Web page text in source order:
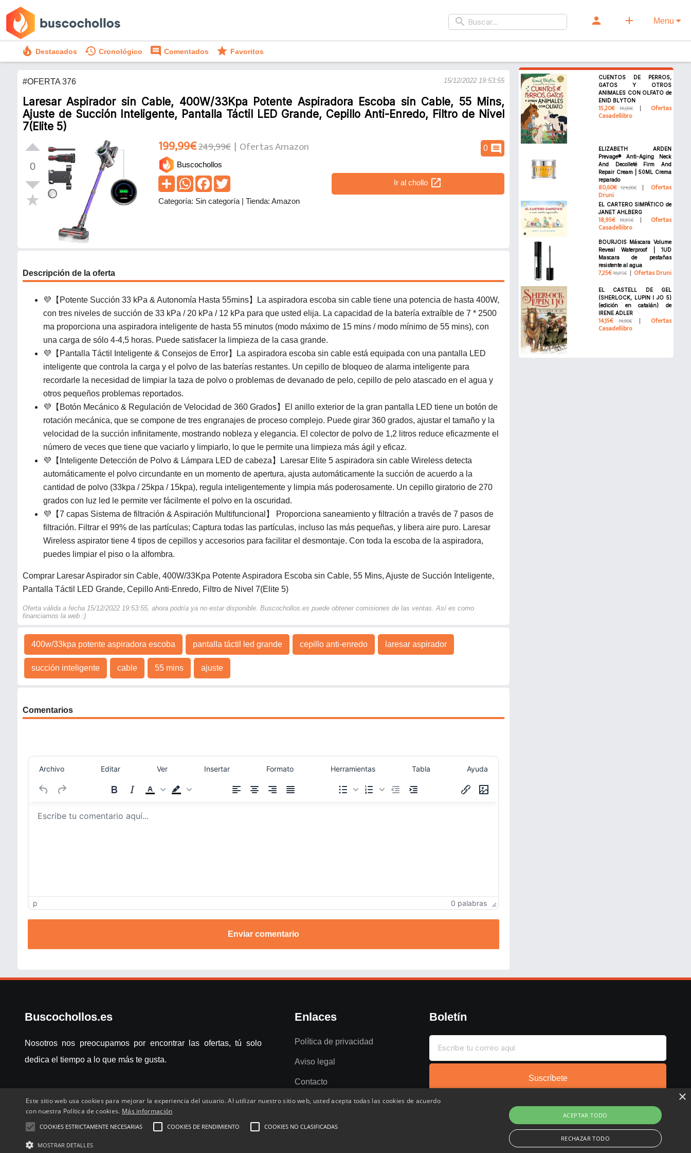
search person add Menu
local_fire_department Destacados history Cronológico comment Comentados star Favoritos
#OFERTA 376 15/12/2022 19:53:55
Laresar Aspirador sin Cable, 400W/33Kpa Potente Aspiradora Escoba sin Cable, 55 Mins,
Ajuste de Succión Inteligente, Pantalla Táctil LED Grande, Cepillo Anti-Enredo, Filtro de Nivel
7(Elite 5)
0
0 comment
199,99€249,99€ Ofertas Amazon
Buscochollos
Ir al chollo open_in_new
Categoría: Sin categoría | Tienda: Amazon
Descripción de la oferta
💜【Potente Succión 33 kPa & Autonomía Hasta 55mins】La aspiradora escoba sin cable tiene una potencia de hasta 400W,
con tres niveles de succión de 33 kPa / 20 kPa / 12 kPa para que usted elija. La capacidad de la batería extraíble de 7 * 2500
ma proporciona una aspiradora inteligente de hasta 55 minutos (modo máximo de 15 mins / modo mínimo de 55 mins), con
una carga de sólo 4-4,5 horas. Puede satisfacer la limpieza de la casa grande.
💜【Pantalla Táctil Inteligente & Consejos de Error】La aspiradora escoba sin cable está equipada con una pantalla LED
inteligente que controla la carga y el polvo de las baterías restantes. Un cepillo de bloqueo de alarma inteligente para
recordarle la necesidad de limpiar la taza de polvo o problemas de devanado de pelo, cepillo de pelo atascado en el agua y
otros pequeños problemas reportados.
💜【Botón Mecánico & Regulación de Velocidad de 360 Grados】El anillo exterior de la gran pantalla LED tiene un botón de
rotación mecánica, que se compone de tres engranajes de proceso complejo. Puede girar 360 grados, ajustar el tamaño y la
velocidad de la succión infinitamente, mostrando nobleza y elegancia. El colector de polvo de 1,2 litros reduce eficazmente el
número de veces que tiene que vaciarlo y limpiarlo, lo que le permite una limpieza más ágil y eficaz.
💜【Inteligente Detección de Polvo & Lámpara LED de cabeza】Laresar Elite 5 aspiradora sin cable Wireless detecta
automáticamente el polvo circundante en un momento de apertura, ajusta automáticamente la succión de acuerdo a la
cantidad de polvo (33kpa / 25kpa / 15kpa), regula inteligentemente y limpia más poderosamente. Un cepillo giratorio de 270
grados con luz led le permite ver fácilmente el polvo en la oscuridad.
💜【7 capas Sistema de filtración & Aspiración Multifuncional】 Proporciona saneamiento y filtración a través de 7 pasos de
filtración. Filtrar el 99% de las partículas; Captura todas las partículas, incluso las más pequeñas, y libera aire puro. Laresar
Wireless aspirator tiene 4 tipos de cepillos y accesorios para facilitar el desmontaje. Con toda la escoba de la aspiradora,
puedes limpiar el piso o la alfombra.
Comprar Laresar Aspirador sin Cable, 400W/33Kpa Potente Aspiradora Escoba sin Cable, 55 Mins, Ajuste de Succión Inteligente,
Pantalla Táctil LED Grande, Cepillo Anti-Enredo, Filtro de Nivel 7(Elite 5)
Oferta válida a fecha 15/12/2022 19:53:55, ahora podría ya no estar disponible. Buscochollos.es puede obtener comisiones de las ventas. Así es como
financiamos la web :)
400w/33kpa potente aspiradora escoba pantalla táctil led grande cepillo anti-enredo laresar aspirador
succión inteligente cable 55 mins ajuste
Comentarios
Archivo Editar Ver Insertar Formato Herramientas Tabla Ayuda
p 0 palabras
Enviar comentario
CUENTOS DE PERROS,
GATOS Y OTROS
ANIMALES CON OLFATO de
ENID BLYTON
15,20€ 16,00€ Ofertas
Casadellibro
ELIZABETH ARDEN
Prevage® Anti-Aging Neck
And Decolleté Firm And
Repair Cream | 50ML Crema
reparado
80,60€ 124,00€ Ofertas
Druni
EL CARTERO SIMPÁTICO de
JANET AHLBERG
18,95€ 19,95€ Ofertas
Casadellibro
BOURJOIS Máscara Volume
Reveal Waterproof | 1UD
Mascara de pestañas
resistente al agua
7,25€16,85€ Ofertas Druni
EL CASTELL DE GEL
(SHERLOCK, LUPIN I JO 5)
(edición en catalán) de
IRENE ADLER
14,15€ 14,90€ Ofertas
Casadellibro
Buscochollos.es
Nosotros nos preocupamos por encontrar las ofertas, tú solo
dedica el tiempo a lo que más te gusta.
Enlaces
Política de privacidad
Aviso legal
Contacto
Boletín
Suscríbete
Inicio Compartir chollo Copyright © 2022 - 2026 Buscochollos.es
×
Este sitio web usa cookies para mejorar la experiencia del usuario. Al utilizar nuestro sitio web, usted acepta todas las cookies de acuerdo
con nuestra Política de cookies. Más información
COOKIES ESTRICTAMENTE NECESARIAS COOKIES DE RENDIMIENTO COOKIES NO CLASIFICADAS
MOSTRAR DETALLES
ACEPTAR TODO
RECHAZAR TODO